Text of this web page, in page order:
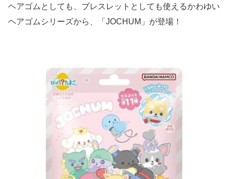
ヘアゴムとしても、ブレスレットとしても使えるかわゆい
ヘアゴムシリーズから、「JOCHUM」が登場！